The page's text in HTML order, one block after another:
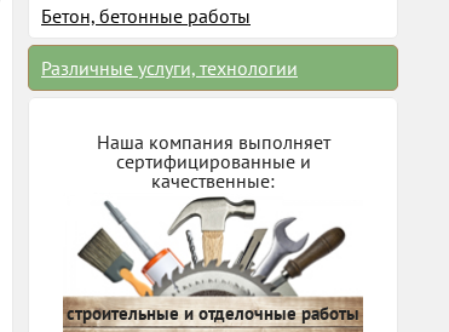
Бетон, бетонные работы
Различные услуги, технологии
Наша компания выполняет
сертифицированные и
качественные:
строительные и отделочные работы